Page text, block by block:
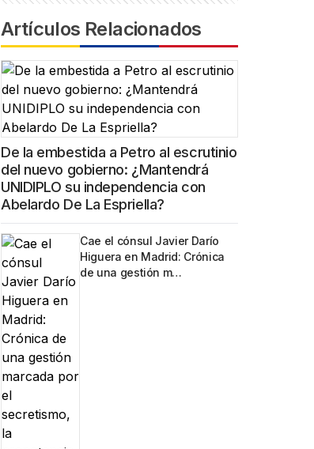
Artículos Relacionados
De la embestida a Petro al escrutinio
del nuevo gobierno: ¿Mantendrá
UNIDIPLO su independencia con
Abelardo De La Espriella?
Cae el cónsul Javier Darío
Higuera en Madrid: Crónica
de una gestión m…